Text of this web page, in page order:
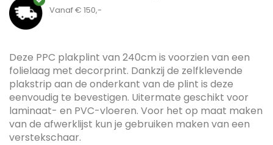
Vanaf € 150,-
Deze PPC plakplint van 240cm is voorzien van een
folielaag met decorprint. Dankzij de zelfklevende
plakstrip aan de onderkant van de plint is deze
eenvoudig te bevestigen. Uitermate geschikt voor
laminaat- en PVC-vloeren. Voor het op maat maken
van de afwerklijst kun je gebruiken maken van een
verstekschaar.